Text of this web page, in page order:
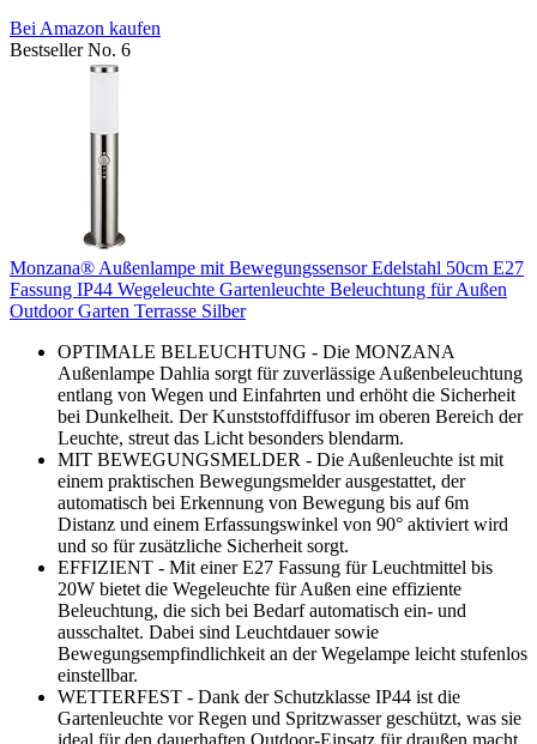
Bei Amazon kaufen
Bestseller No. 6
Monzana® Außenlampe mit Bewegungssensor Edelstahl 50cm E27
Fassung IP44 Wegeleuchte Gartenleuchte Beleuchtung für Außen
Outdoor Garten Terrasse Silber
OPTIMALE BELEUCHTUNG - Die MONZANA
Außenlampe Dahlia sorgt für zuverlässige Außenbeleuchtung
entlang von Wegen und Einfahrten und erhöht die Sicherheit
bei Dunkelheit. Der Kunststoffdiffusor im oberen Bereich der
Leuchte, streut das Licht besonders blendarm.
MIT BEWEGUNGSMELDER - Die Außenleuchte ist mit
einem praktischen Bewegungsmelder ausgestattet, der
automatisch bei Erkennung von Bewegung bis auf 6m
Distanz und einem Erfassungswinkel von 90° aktiviert wird
und so für zusätzliche Sicherheit sorgt.
EFFIZIENT - Mit einer E27 Fassung für Leuchtmittel bis
20W bietet die Wegeleuchte für Außen eine effiziente
Beleuchtung, die sich bei Bedarf automatisch ein- und
ausschaltet. Dabei sind Leuchtdauer sowie
Bewegungsempfindlichkeit an der Wegelampe leicht stufenlos
einstellbar.
WETTERFEST - Dank der Schutzklasse IP44 ist die
Gartenleuchte vor Regen und Spritzwasser geschützt, was sie
ideal für den dauerhaften Outdoor-Einsatz für draußen macht.